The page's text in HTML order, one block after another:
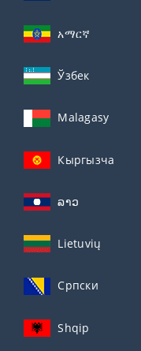
አማርኛ
Ўзбек
Malagasy
Кыргызча
ລາວ
Lietuvių
Српски
Shqip